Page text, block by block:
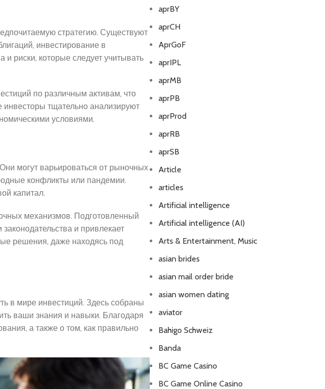
стратегию. Существуют
инвестирование в
риски, которые следует учитывать
по различным активам, что
инвесторы тщательно анализируют
условиями.
могут варьироваться от рыночных
конфликты или пандемии.
капитал.
механизмов. Подготовленный
и привлекает
решения, даже находясь под
в мире инвестиций. Здесь собраны
ваши знания и навыки. Благодаря
а также о том, как правильно
aprBY
aprCH
AprGoF
aprIPL
aprMB
aprPB
aprProd
aprRB
aprSB
Article
articles
Artificial intelligence
Artificial intelligence (AI)
Arts & Entertainment, Music
asian brides
asian mail order bride
asian women dating
aviator
Bahigo Schweiz
Banda
BC Game Casino
BC Game Online Casino